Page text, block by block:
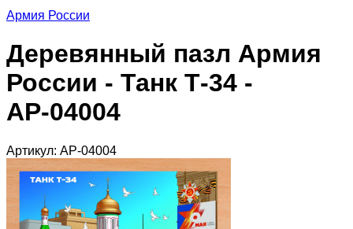
Армия России
Деревянный пазл Армия
России - Танк Т-34 -
АР-04004
Артикул: АР-04004